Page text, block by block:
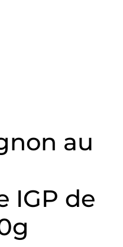
au
IGP de